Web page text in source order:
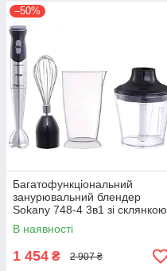
–50%
Багатофункціональний
занурювальний блендер
Sokany 748-4 3в1 зі склянкою
домашній
В наявності
1 454 ₴ 2 907 ₴